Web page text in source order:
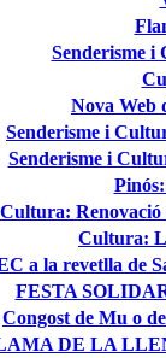
Senderisme i
Nova Web
Senderisme i
Senderisme i
Cultura: Renovació
Cultura:
a la revetlla de
FESTA
Congost de Mu o
DE LA